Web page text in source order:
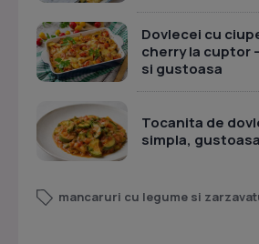
Dovlecei cu
cherry la cuptor
si gustoasa
Tocanita de
simpla,
mancaruri cu legume si